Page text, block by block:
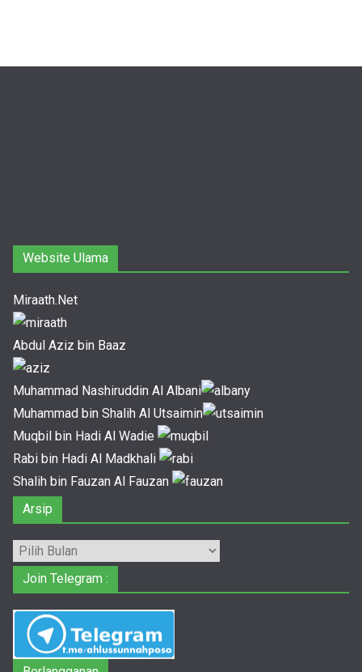
Website Ulama
Miraath.Net
Abdul Aziz bin Baaz
Muhammad Nashiruddin Al Albani
Muhammad bin Shalih Al Utsaimin
Muqbil bin Hadi Al Wadie
Rabi bin Hadi Al Madkhali
Shalih bin Fauzan Al Fauzan
Arsip
Arsip
Join Telegram :